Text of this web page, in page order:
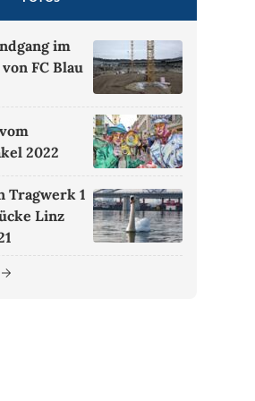
im
FC Blau
2022
Tragwerk 1
Linz